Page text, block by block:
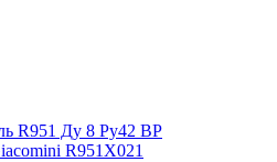
R951 Ду 8 Ру42 ВР
R951X021